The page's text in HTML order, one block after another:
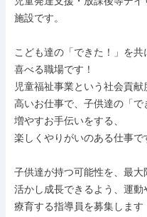
施設です。
こども達の「できた！」を共
喜べる職場です！
児童福祉事業という社会貢献
高いお仕事で、子供達の「で
増やすお手伝いをする、
楽しくやりがいのある仕事で
子供達が持つ可能性を、最大
活かし成長できるよう、運動
療育する指導員を募集します